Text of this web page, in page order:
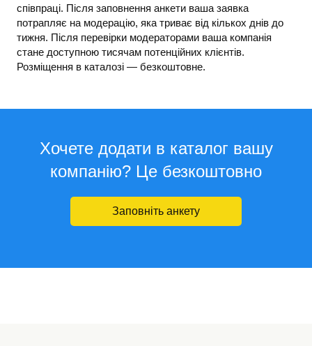
співпраці. Після заповнення анкети ваша заявка
потрапляє на модерацію, яка триває від кількох днів до
тижня. Після перевірки модераторами ваша компанія
стане доступною тисячам потенційних клієнтів.
Розміщення в каталозі — безкоштовне.
Хочете додати в каталог вашу
компанію? Це безкоштовно
Заповніть анкету